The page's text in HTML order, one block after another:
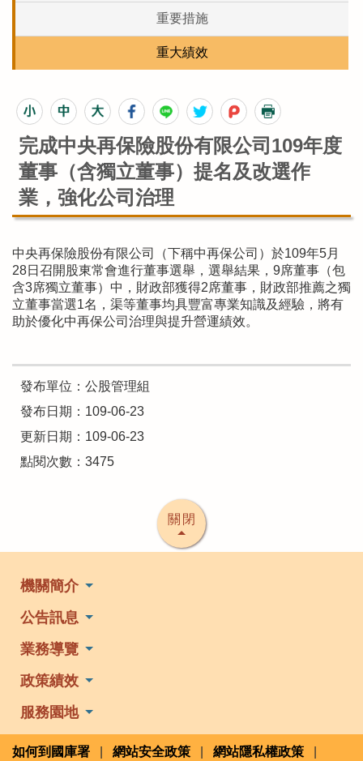
重要措施
重大績效
完成中央再保險股份有限公司109年度
董事（含獨立董事）提名及改選作
業，強化公司治理
中央再保險股份有限公司（下稱中再保公司）於109年5月
28日召開股東常會進行董事選舉，選舉結果，9席董事（包
含3席獨立董事）中，財政部獲得2席董事，財政部推薦之獨
立董事當選1名，渠等董事均具豐富專業知識及經驗，將有
助於優化中再保公司治理與提升營運績效。
發布單位：公股管理組
發布日期：109-06-23
更新日期：109-06-23
點閱次數：3475
關閉
機關簡介
公告訊息
業務導覽
政策績效
服務園地
如何到國庫署 網站安全政策 網站隱私權政策